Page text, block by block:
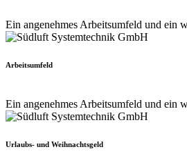
Ein angenehmes Arbeitsumfeld und ein
Arbeitsumfeld
Ein angenehmes Arbeitsumfeld und ein
Urlaubs- und Weihnachtsgeld